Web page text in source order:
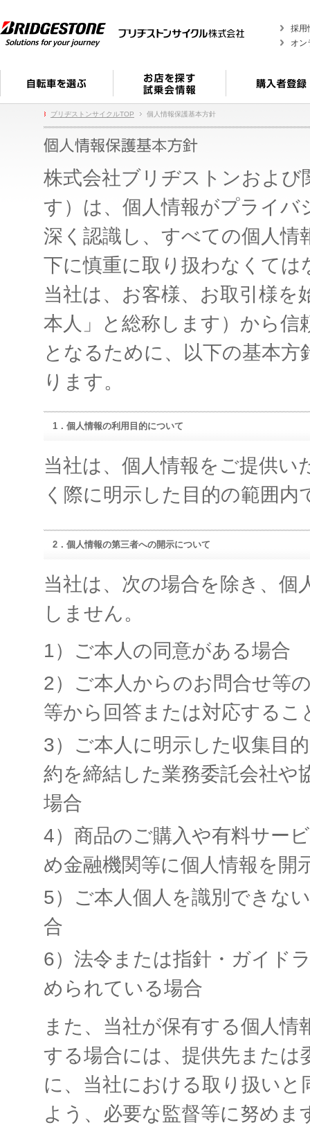
採用
オン
ブリヂストンサイクルTOP 個人情報保護基本方針
株式会社ブリヂストンおよび
す）は、個人情報がプライ
深く認識し、すべての個人情
下に慎重に取り扱わなくて
当社は、お客様、お取引様
本人」と総称します）から信
となるために、以下の基本
ります。
1．個人情報の利用目的について
当社は、個人情報をご提供い
く際に明示した目的の範囲
2．個人情報の第三者への開示について
当社は、次の場合を除き、
しません。
1）ご本人の同意がある場合
2）ご本人からのお問合せ等
等から回答または対応する
3）ご本人に明示した収集目
約を締結した業務委託会社や
場合
4）商品のご購入や有料サー
め金融機関等に個人情報を開
5）ご本人個人を識別できな
合
6）法令または指針・ガイド
められている場合
また、当社が保有する個人
する場合には、提供先または
に、当社における取り扱い
よう、必要な監督等に努めま